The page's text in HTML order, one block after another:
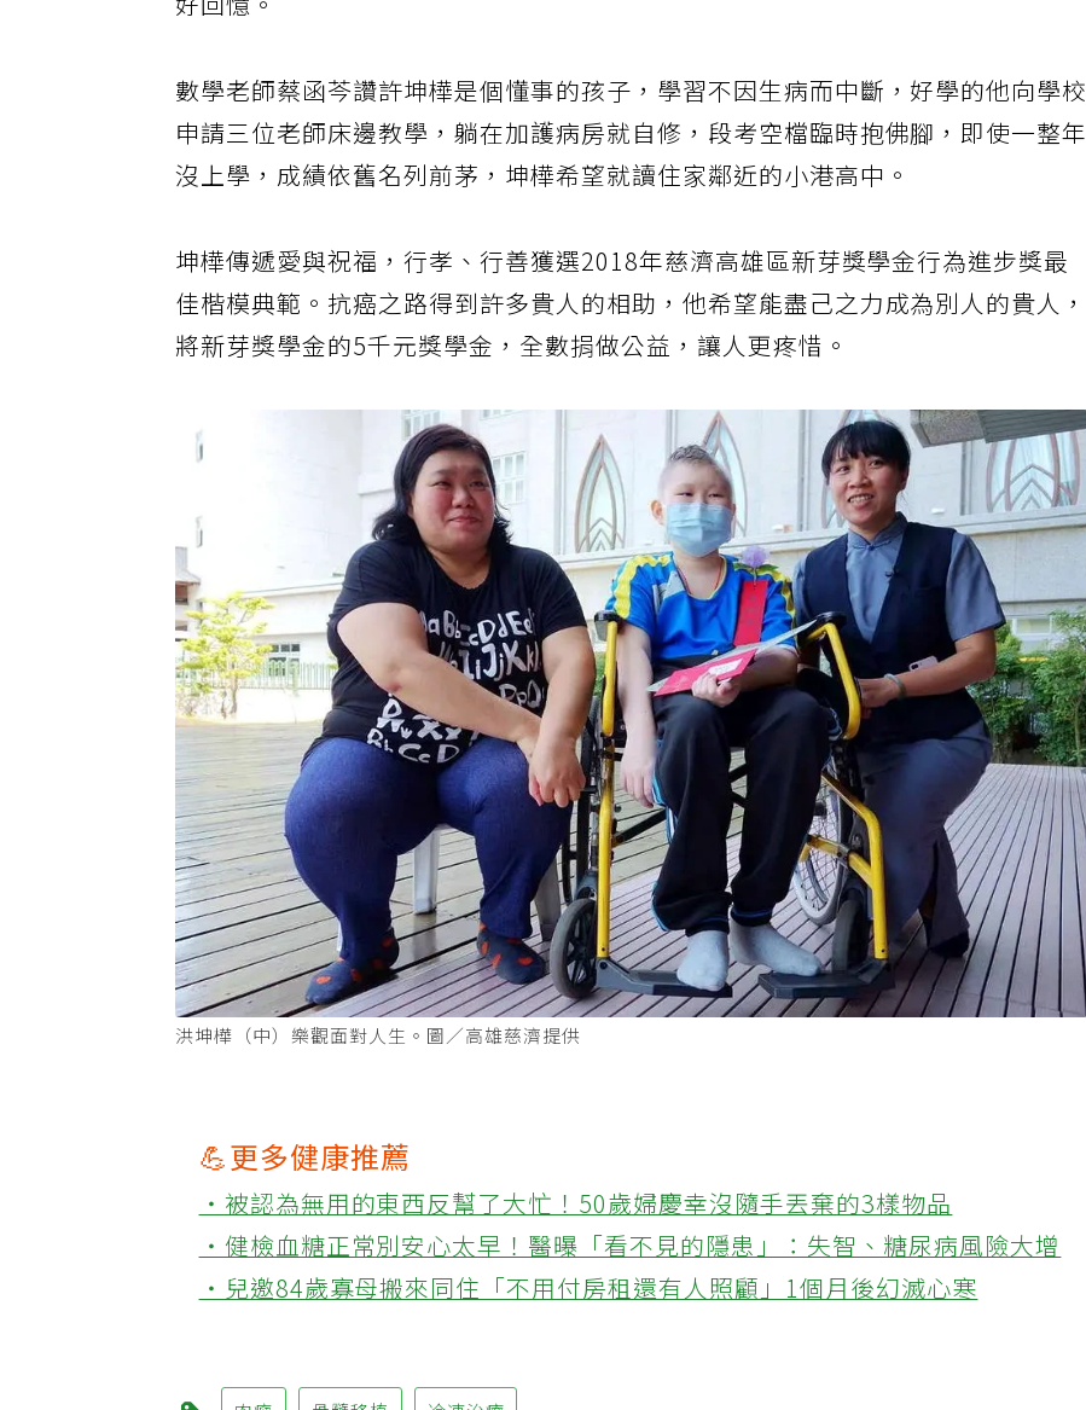
好回憶。
數學老師蔡函芩讚許坤樺是個懂事的孩子，學習不因生病而中斷，好學的他向學校
申請三位老師床邊教學，躺在加護病房就自修，段考空檔臨時抱佛腳，即使一整年
沒上學，成績依舊名列前茅，坤樺希望就讀住家鄰近的小港高中。
坤樺傳遞愛與祝福，行孝、行善獲選2018年慈濟高雄區新芽獎學金行為進步獎最
佳楷模典範。抗癌之路得到許多貴人的相助，他希望能盡己之力成為別人的貴人，
將新芽獎學金的5千元獎學金，全數捐做公益，讓人更疼惜。
💪更多健康推薦
‧被認為無用的東西反幫了大忙！50歲婦慶幸沒隨手丟棄的3樣物品
‧健檢血糖正常別安心太早！醫曝「看不見的隱患」：失智、糖尿病風險大增
‧兒邀84歲寡母搬來同住「不用付房租還有人照顧」1個月後幻滅心寒